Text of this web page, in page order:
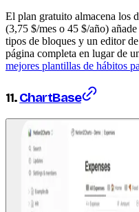
El plan gratuito almacena los
(3,75 $/mes o 45 $/año)
tipos de bloques y un editor
página completa en lugar de
mejores plantillas de hábitos
11.ChartBase